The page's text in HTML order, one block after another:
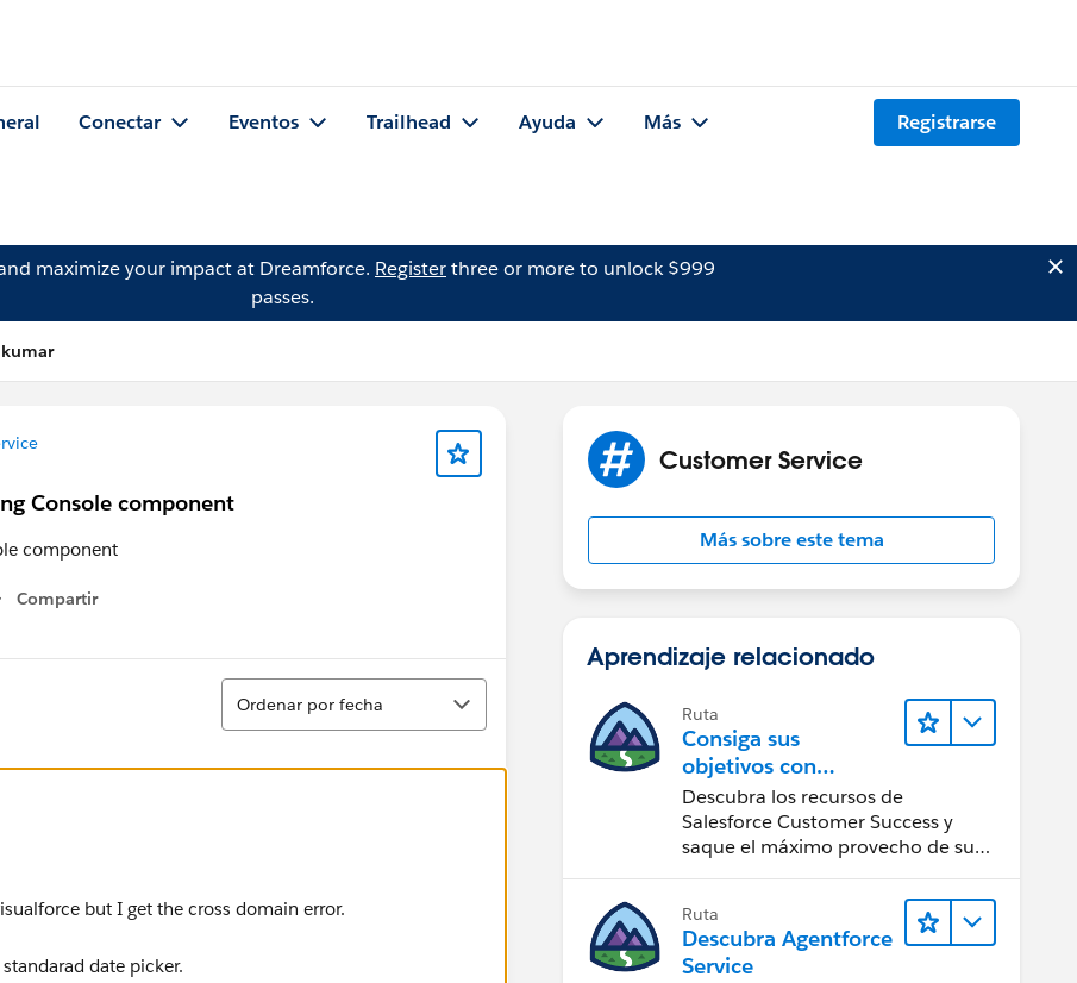
Conectar Eventos Trailhead Ayuda Más Registrarse
maximize your impact at Dreamforce. Registerthree or more to unlock $999
passes.
Console component
component
Compartir
Show menu
Ordenar
Ordenar por fecha
but I get the cross domain error.
date picker.
Customer Service
Más sobre este tema
Aprendizaje relacionado
Ruta
Consiga sus
objetivos con
Salesforce Customer
Success
Descubra los recursos de
Salesforce Customer Success y
saque el máximo provecho de su
Ruta
Descubra Agentforce
Service